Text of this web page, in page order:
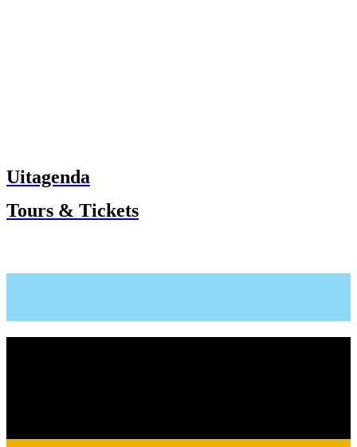
Uitagenda
Tours & Tickets